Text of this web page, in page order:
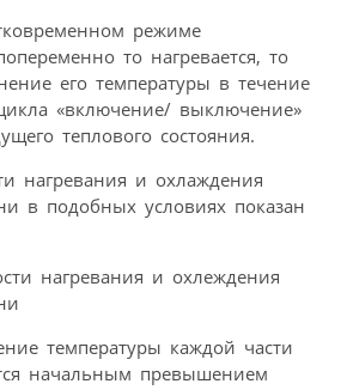
режиме
то нагревается, то
его температуры в течение
«включение/ выключение»
теплового состояния.
нагревания и охлаждения
в подобных условиях показан
температуры каждой части
начальным превышением